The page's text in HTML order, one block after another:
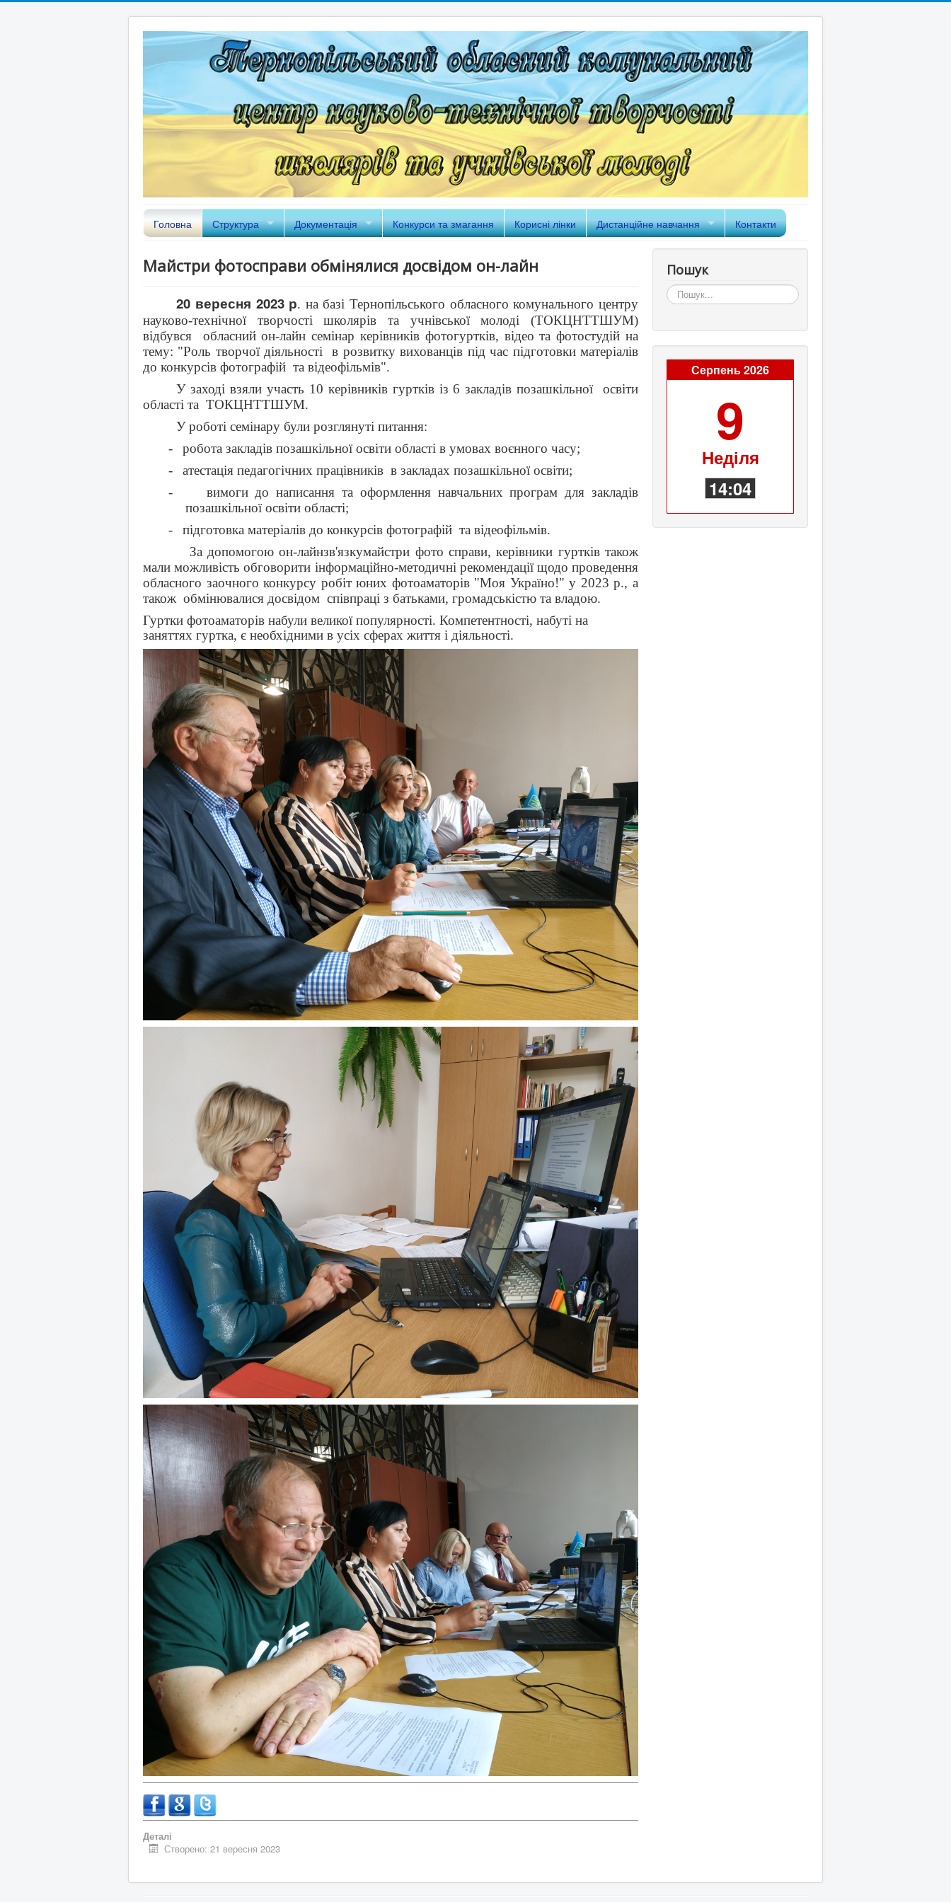
Головна Структура Документація Конкурси та змагання Корисні лінки Дистанційне навчання Контакти
Майстри фотосправи обмінялися досвідом он-лайн
20 вересня 2023 р. на базі Тернопільського обласного комунального центру
науково-технічної творчості школярів та учнівськоїмолоді (ТОКЦНТТШУМ)
відбувся обласний он-лайн семінар керівників фотогуртків, відео та фотостудій на
тему: "Роль творчої діяльності в розвитку вихованців під час підготовки матеріалів
до конкурсів фотографій та відеофільмів".
У заході взяли участь 10 керівників гуртків із 6 закладів позашкільної освіти
області та ТОКЦНТТШУМ.
У роботі семінару були розглянуті питання:
-
робота закладів позашкільної освіти області в умовах воєнного часу;
-
атестація педагогічних працівників в закладах позашкільної освіти;
-
вимоги до написання та оформлення навчальних програм для закладів
позашкільної освіти області;
-
підготовка матеріалів до конкурсів фотографій та відеофільмів.
За допомогою он-лайнзв'язкумайстри фото справи, керівники гуртків також
мали можливість обговорити інформаційно-методичні рекомендації щодо проведення
обласного заочного конкурсу робіт юних фотоаматорів "Моя Україно!" у 2023 р., а
також обмінювалися досвідом співпраці з батьками, громадськістю та владою.
Гуртки фотоаматорів набули великої популярності. Компетентності, набуті на
заняттях гуртка, є необхідними в усіх сферах життя і діяльності.
Деталі
Створено: 21 вересня 2023
Пошук
Пошук...
Серпень 2026
9
Неділя
14:04